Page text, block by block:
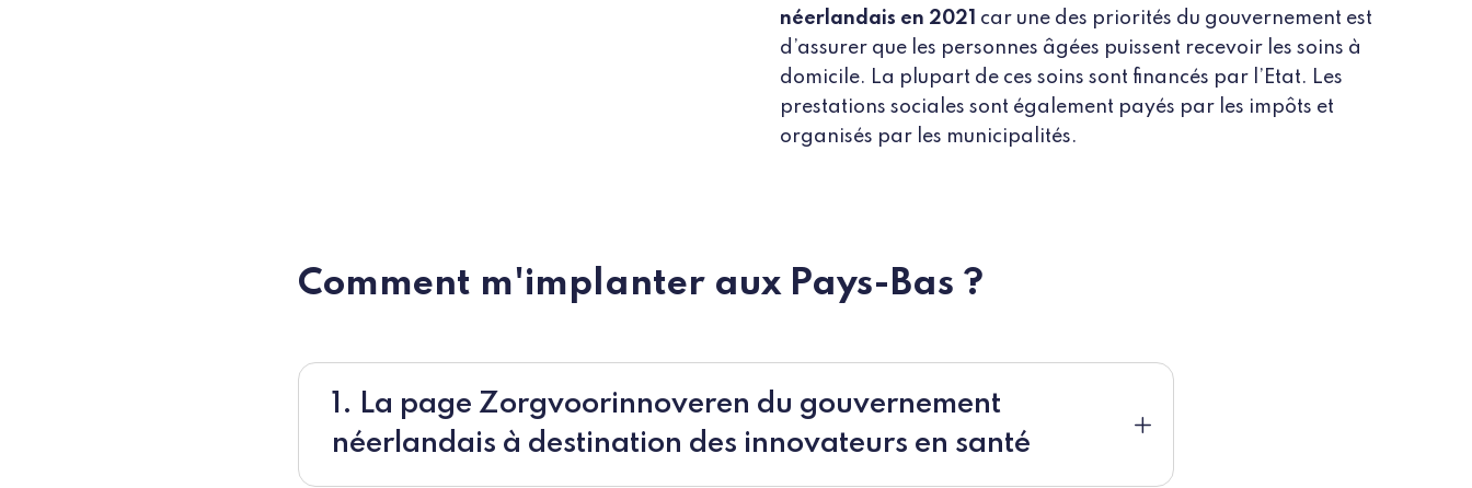
néerlandais en 2021 car une des priorités du gouvernement est
d’assurer que les personnes âgées puissent recevoir les soins à
domicile. La plupart de ces soins sont financés par l’Etat. Les
prestations sociales sont également payés par les impôts et
organisés par les municipalités.
Comment m'implanter aux Pays-Bas ?
1. La page Zorgvoorinnoveren du gouvernement
néerlandais à destination des innovateurs en santé